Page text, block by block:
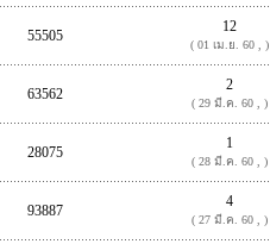
55505
12
( 01 เม.ย. 60 , )
63562
2
( 29 มี.ค. 60 , )
28075
1
( 28 มี.ค. 60 , )
93887
4
( 27 มี.ค. 60 , )